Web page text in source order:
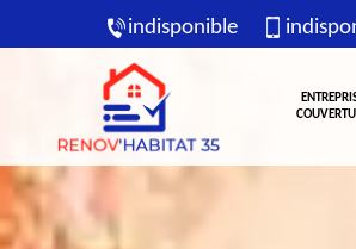
indisponible